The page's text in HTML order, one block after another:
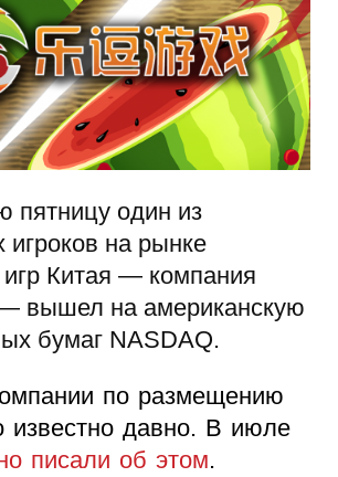
пятницу один из
игроков на рынке
Китая — компания
вышел на американскую
бумаг NASDAQ.
по размещению
известно давно. В июле
писали об этом.